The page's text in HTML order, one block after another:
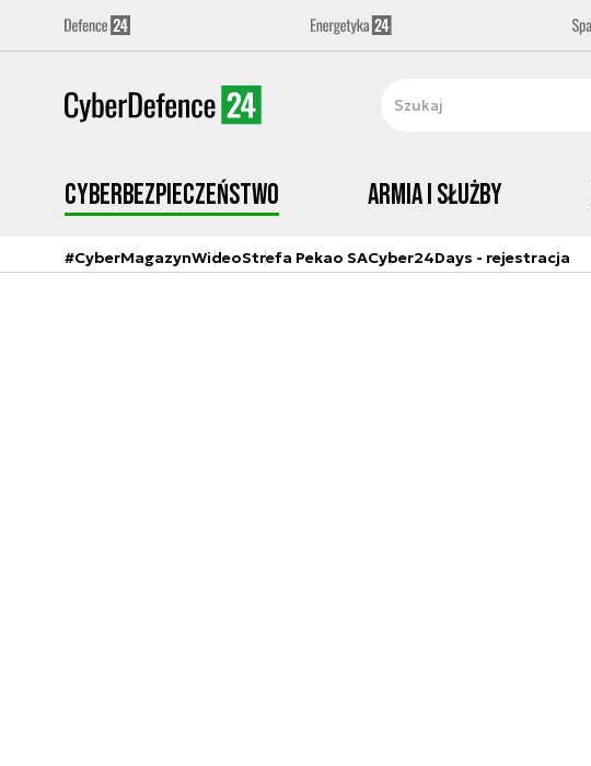
Cyberbezpieczeństwo Armia i Służby
#CyberMagazynWideoStrefa Pekao SACyber24Days - rejestracja